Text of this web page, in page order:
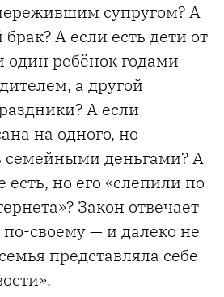
супругом? А
брак? А если есть дети от
один ребёнок годами
а другой
А если
на одного, но
семейными деньгами? А
есть, но его «слепили по
Закон отвечает
своему — и далеко не
представляла себе